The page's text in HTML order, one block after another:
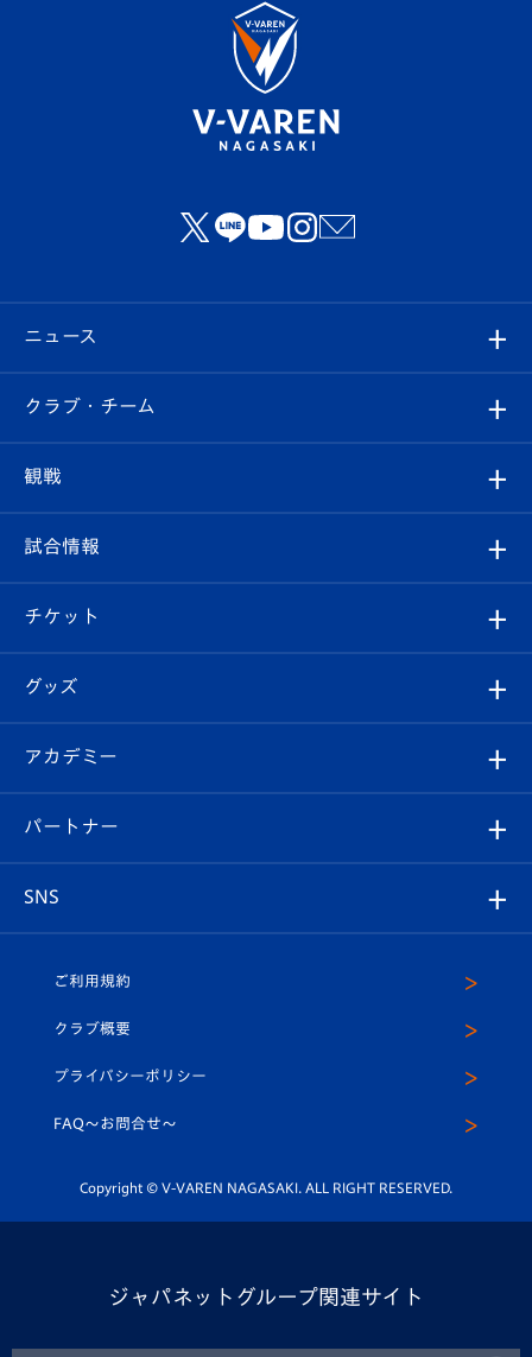
ニュース
すべて
クラブ
試合情報
チケット
イベント
メディア
ホームタウン
クラブ・チーム
クラブ概要
エンブレム紹介
スタッフプロフィール
マスコット紹介
平和祈念活動
ホームタウン活動
観戦
観戦ルール
はじめての観戦ガイド
Revive Team
ヴィヴィくんの長崎おもてなしガイド
試合情報
試合日程/結果
フォトギャラリー
スタジアムグルメ
チケット
チケット
V-LOVERS（ファンクラブ）
プレイヤーズスイート
グッズ
オンラインショップ
店舗情報
アカデミー
育成からのお知らせ
U-18
スクール
パートナー
SNS
ヴィヴィくんインスタグラム
公式LINE＠
ご利用規約
クラブ概要
プライバシーポリシー
FAQ〜お問合せ〜
Copyright © V-VAREN NAGASAKI. ALL RIGHT RESERVED.
ジャパネットグループ関連サイト